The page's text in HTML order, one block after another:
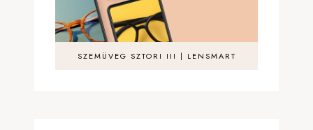
SZEMÜVEG SZTORI III | LENSMART